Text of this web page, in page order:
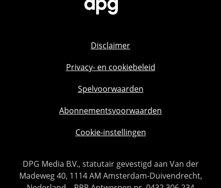
Disclaimer
Privacy- en cookiebeleid
Spelvoorwaarden
Abonnementsvoorwaarden
Cookie-instellingen
DPG Media B.V., statutair gevestigd aan Van der
Madeweg 40, 1114 AM Amsterdam-Duivendrecht,